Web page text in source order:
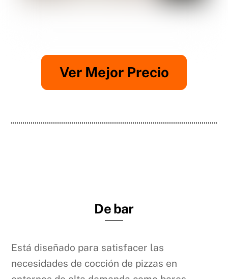
Ver Mejor Precio
De bar
Está diseñado para satisfacer las
necesidades de cocción de pizzas en